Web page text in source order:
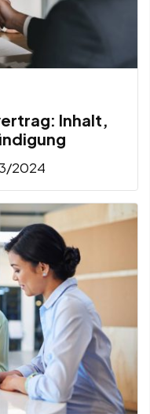
Inhalt,
2024